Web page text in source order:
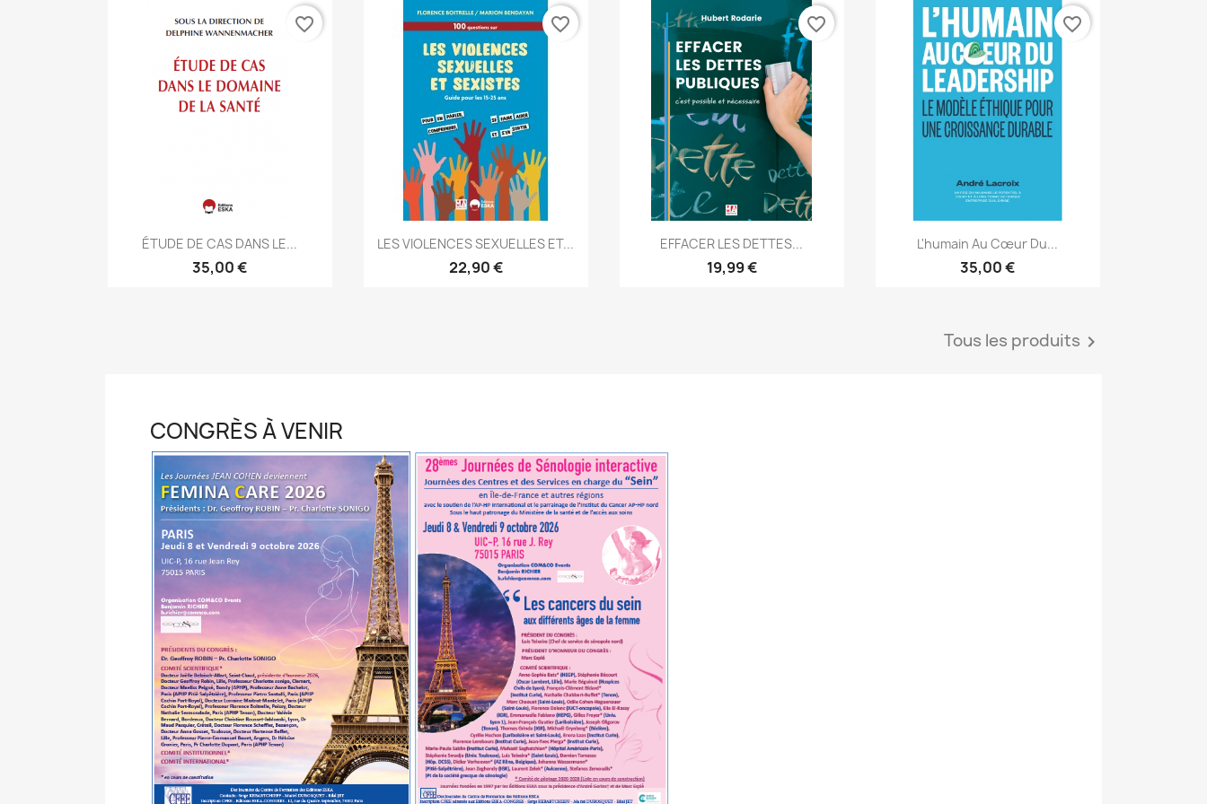
Aperçu rapide
ÉTUDE DE CAS DANS LE...
35,00 €
favorite_border
Aperçu rapide
LES VIOLENCES SEXUELLES ET...
22,90 €
favorite_border
Aperçu rapide
EFFACER LES DETTES...
19,99 €
favorite_border
Aperçu rapide
L'humain Au Cœur Du...
35,00 €
favorite_border
Tous les produits 
CONGRÈS À VENIR